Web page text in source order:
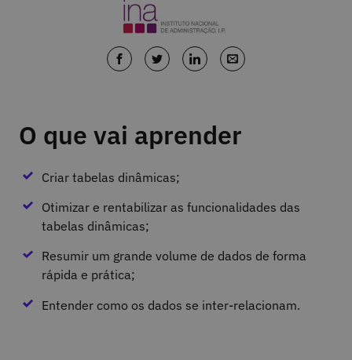
O que vai aprender
Criar tabelas dinâmicas;
Otimizar e rentabilizar as funcionalidades das
tabelas dinâmicas;
Resumir um grande volume de dados de forma
rápida e prática;
Entender como os dados se inter-relacionam.